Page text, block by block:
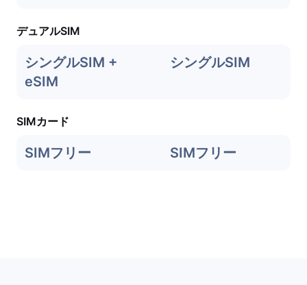
デュアルSIM
シングルSIM +
eSIM
シングルSIM
SIMカード
SIMフリー SIMフリー